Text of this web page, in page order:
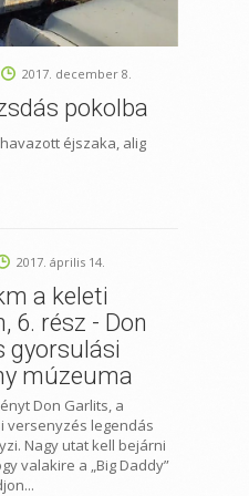
2017. december 8.
pokolba
éjszaka, alig
2017. április 14.
a keleti
6. rész - Don
gyorsulási
múzeuma
Don Garlits, a
versenyzés legendás
Nagy utat kell bejárni
valakire a „Big Daddy”